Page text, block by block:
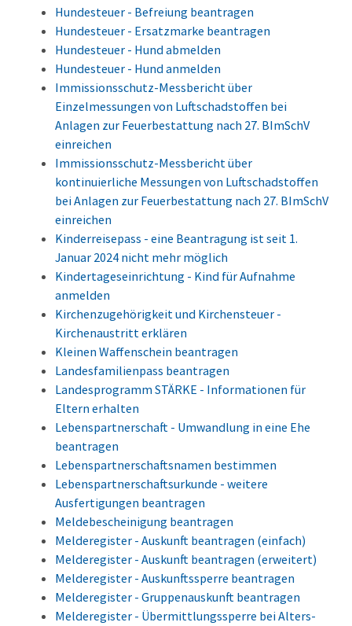
Hundesteuer - Befreiung beantragen
Hundesteuer - Ersatzmarke beantragen
Hundesteuer - Hund abmelden
Hundesteuer - Hund anmelden
Immissionsschutz-Messbericht über
Einzelmessungen von Luftschadstoffen bei
Anlagen zur Feuerbestattung nach 27. BImSchV
einreichen
Immissionsschutz-Messbericht über
kontinuierliche Messungen von Luftschadstoffen
bei Anlagen zur Feuerbestattung nach 27. BImSchV
einreichen
Kinderreisepass - eine Beantragung ist seit 1.
Januar 2024 nicht mehr möglich
Kindertageseinrichtung - Kind für Aufnahme
anmelden
Kirchenzugehörigkeit und Kirchensteuer -
Kirchenaustritt erklären
Kleinen Waffenschein beantragen
Landesfamilienpass beantragen
Landesprogramm STÄRKE - Informationen für
Eltern erhalten
Lebenspartnerschaft - Umwandlung in eine Ehe
beantragen
Lebenspartnerschaftsnamen bestimmen
Lebenspartnerschaftsurkunde - weitere
Ausfertigungen beantragen
Meldebescheinigung beantragen
Melderegister - Auskunft beantragen (einfach)
Melderegister - Auskunft beantragen (erweitert)
Melderegister - Auskunftssperre beantragen
Melderegister - Gruppenauskunft beantragen
Melderegister - Übermittlungssperre bei Alters-